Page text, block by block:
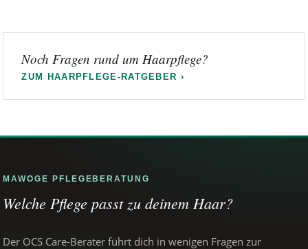
Noch Fragen rund um Haarpflege?
ZUM HAARPFLEGE-RATGEBER ›
MAWOGE PFLEGEBERATUNG
Welche Pflege passt zu deinem Haar?
Der OCS Care-Berater führt dich in wenigen Fragen zur